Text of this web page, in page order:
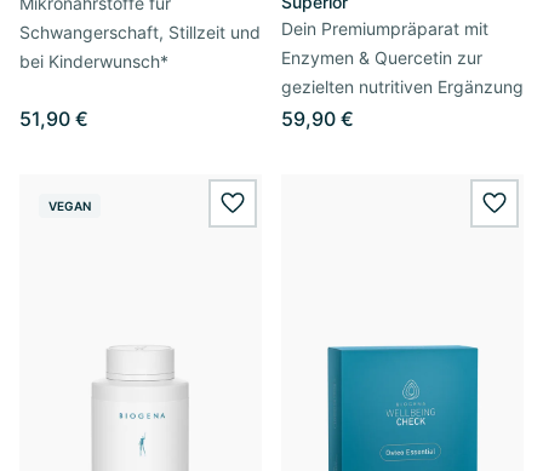
Schwangerschaft, Stillzeit und
bei Kinderwunsch*
51,90 €
Dein Premiumpräparat mit
Enzymen & Quercetin zur
gezielten nutritiven Ergänzung
59,90 €
VEGAN wishlist.add